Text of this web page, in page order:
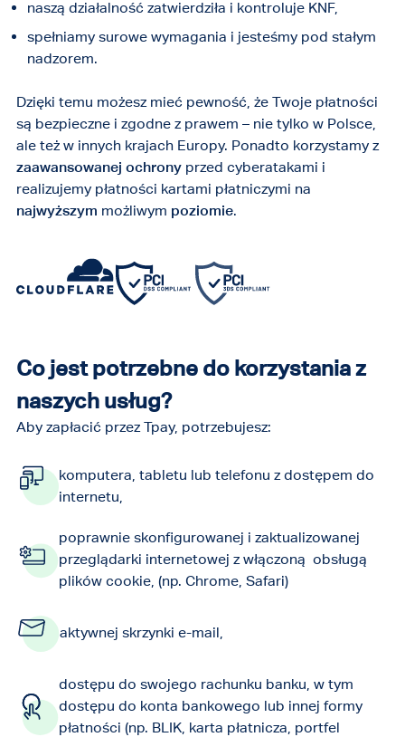
naszą działalność zatwierdziła i kontroluje KNF,
spełniamy surowe wymagania i jesteśmy pod stałym
nadzorem.
Dzięki temu możesz mieć pewność, że Twoje płatności
są bezpieczne i zgodne z prawem – nie tylko w Polsce,
ale też w innych krajach Europy. Ponadto korzystamy z
zaawansowanej ochronyprzed cyberatakami i
realizujemy płatności kartami płatniczymi na
najwyższym możliwym poziomie.
Co jest potrzebne do korzystania z
naszych usług?
Aby zapłacić przez Tpay, potrzebujesz:
komputera, tabletu lub telefonu z dostępem do
internetu,
poprawnie skonfigurowanej i zaktualizowanej
przeglądarki internetowej z włączoną obsługą
plików cookie, (np. Chrome, Safari)
aktywnej skrzynki e-mail,
dostępu do swojego rachunku banku, w tym
dostępu do konta bankowego lub innej formy
płatności (np. BLIK, karta płatnicza, portfel